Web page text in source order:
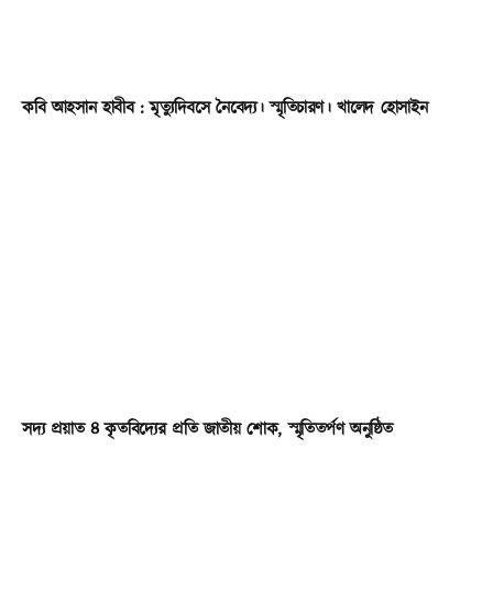
কবি আহসান হাবীব : মৃত্যুদিবসে নৈবেদ্য। স্মৃতিচারণ। খালেদ হোসাইন
সদ্য প্রয়াত ৪ কৃতবিদ্যের প্রতি জাতীয় শোক, স্মৃতিতর্পণ অনুষ্ঠিত